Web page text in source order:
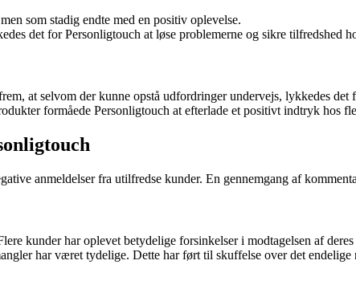
som stadig endte med en positiv oplevelse.
det for Personligtouch at løse problemerne og sikre tilfredshed
at selvom der kunne opstå udfordringer undervejs, lykkedes
formåede Personligtouch at efterlade et positivt indtryk hos
anmeldelser fra utilfredse kunder. En gennemgang af
kunder har oplevet betydelige forsinkelser i modtagelsen af
har været tydelige. Dette har ført til skuffelse over det endelige